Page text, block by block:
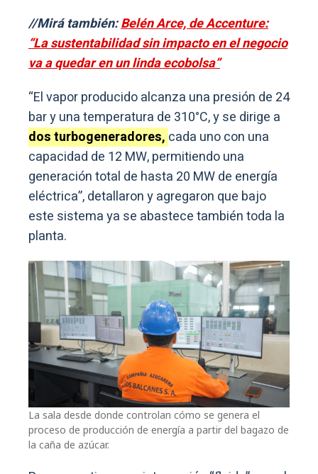
//Mirá también:Belén Arce, de Accenture:
“La sustentabilidad sin impacto en el negocio
va a quedar en un linda ecobolsa”
“El vapor producido alcanza una presión de 24
bar y una temperatura de 310°C, y se dirige a
dos turbogeneradores, cada uno con una
capacidad de 12 MW, permitiendo una
generación total de hasta 20 MW de energía
eléctrica”, detallaron y agregaron que bajo
este sistema ya se abastece también toda la
planta.
La sala desde donde controlan cómo se genera el
proceso de producción de energía a partir del bagazo de
la caña de azúcar.